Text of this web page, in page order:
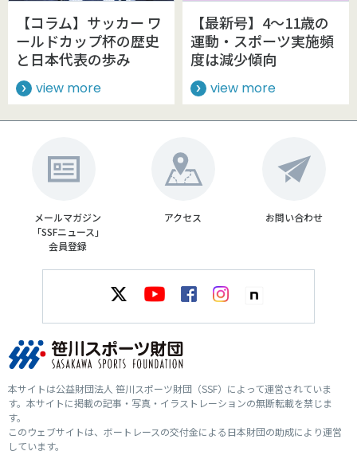
【コラム】サッカー ワ
ールドカップ杯の歴史
と日本代表の歩み
view more
【最新号】4～11歳の
運動・スポーツ実施頻
度は減少傾向
view more
メールマガジン
「SSFニュース」
会員登録
アクセス お問い合わせ
本サイトは公益財団法人 笹川スポーツ財団（SSF）によって運営されていま
す。本サイトに掲載の記事・写真・イラストレーションの無断転載を禁じま
す。
このウェブサイトは、ボートレースの交付金による日本財団の助成により運営
しています。